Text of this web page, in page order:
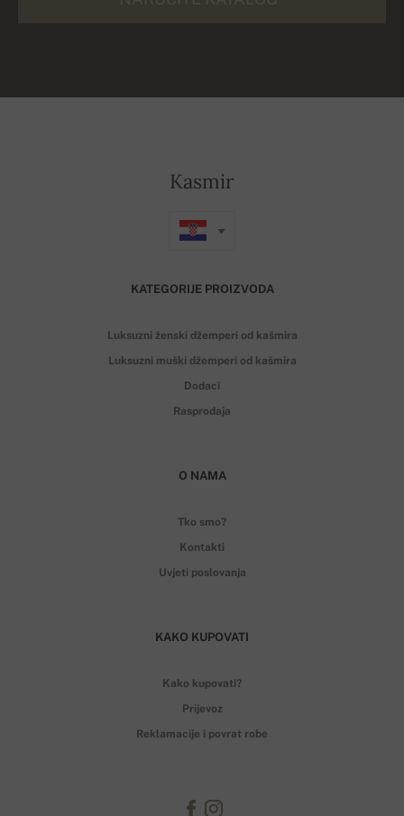
Kasmir
KATEGORIJE PROIZVODA
Luksuzni ženski džemperi od kašmira
Luksuzni muški džemperi od kašmira
Dodaci
Rasprodaja
O NAMA
Tko smo?
Kontakti
Uvjeti poslovanja
KAKO KUPOVATI
Kako kupovati?
Prijevoz
Reklamacije i povrat robe